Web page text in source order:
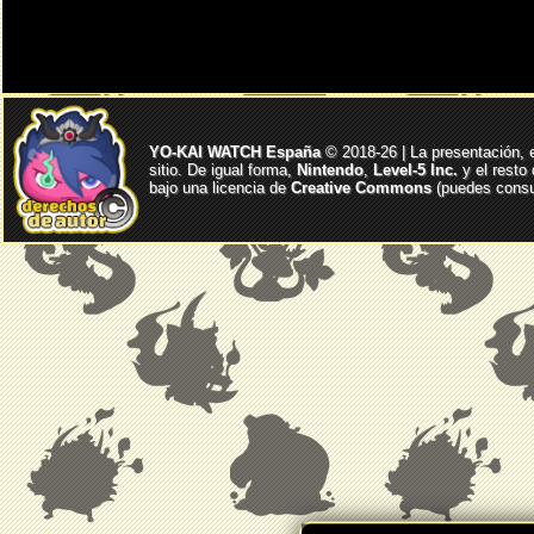
YO-KAI WATCH España© 2018-26 | La presentación,
sitio. De igual forma, Nintendo, Level-5 Inc.y el resto
bajo una licencia deCreative Commons(puedes